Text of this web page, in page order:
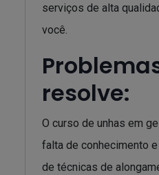
serviços de alta
você.
resolve:
O curso de unhas em
falta de conhecimento
de técnicas de